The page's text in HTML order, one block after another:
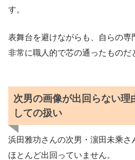
す。
表舞台を避けながらも、自らの専
非常に職人的で芯の通ったものだ
次男の画像が出回らない理
しての扱い
浜田雅功さんの次男・濵田未乘さ
ほとんど出回っていません。